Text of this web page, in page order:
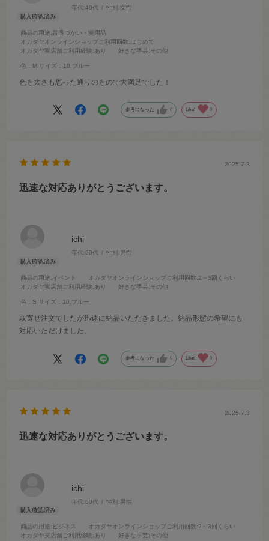
年代:40代 性別:女性
商品の用途:普段づかい・実用品
オカダヤオンラインショップご利用回数:はじめて
オカダヤ実店舗ご利用経験:あり 好きな手芸:その他
色：M サイズ：10.ブルー
色も太さも思った通りのもので大満足でした！
参考になった 0 Like! 0
ichi
年代:60代 性別:男性
商品の用途:イベント オカダヤオンラインショップご利用回数:2～3回くらい
オカダヤ実店舗ご利用経験:あり 好きな手芸:その他
色：S サイズ：10.ブルー
2025.7.3
迅速な対応ありがとうございます。
取寄せ注文でしたが迅速に納品いただきました。納品形態の希望にも
対応いただけました。
参考になった 0 Like! 0
ichi
年代:60代 性別:男性
商品の用途:ビジネス オカダヤオンラインショップご利用回数:2～3回くらい
オカダヤ実店舗ご利用経験:あり 好きな手芸:その他
2025.7.3
迅速な対応ありがとうございます。